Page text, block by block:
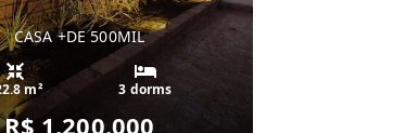
CASA +DE 500MIL
m² 3 dorms
R$ 1.200.000